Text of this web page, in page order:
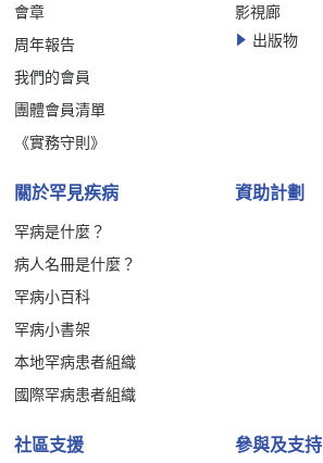
會章
周年報告
我們的會員
團體會員清單
《實務守則》
影視廊
出版物
關於罕見疾病
罕病是什麼？
病人名冊是什麼？
罕病小百科
罕病小書架
本地罕病患者組織
國際罕病患者組織
資助計劃
社區支援 參與及支持